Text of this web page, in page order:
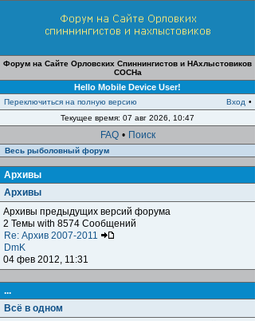
Форум на Сайте Орловских Спиннингистов и НАхлыстовиков
СОСНа
Hello Mobile Device User!
Переключиться на полную версию Вход •
Текущее время: 07 авг 2026, 10:47
FAQ • Поиск
Весь рыболовный форум
Архивы
Архивы
Архивы предыдущих версий форума
2 Темы with 8574 Сообщений
Re: Архив 2007-2011
DmK
04 фев 2012, 11:31
...
Всё в одном